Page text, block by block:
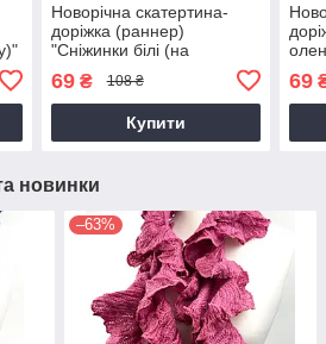
Новорічна скатертина-
доріжка (раннер)
"Сніжинки білі (на
69₴ 108 ₴
Купити
69
новинки
–63%